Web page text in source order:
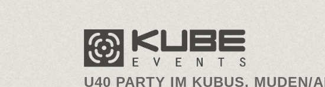
Ü40 PARTY IM KUBUS, MÜDEN/